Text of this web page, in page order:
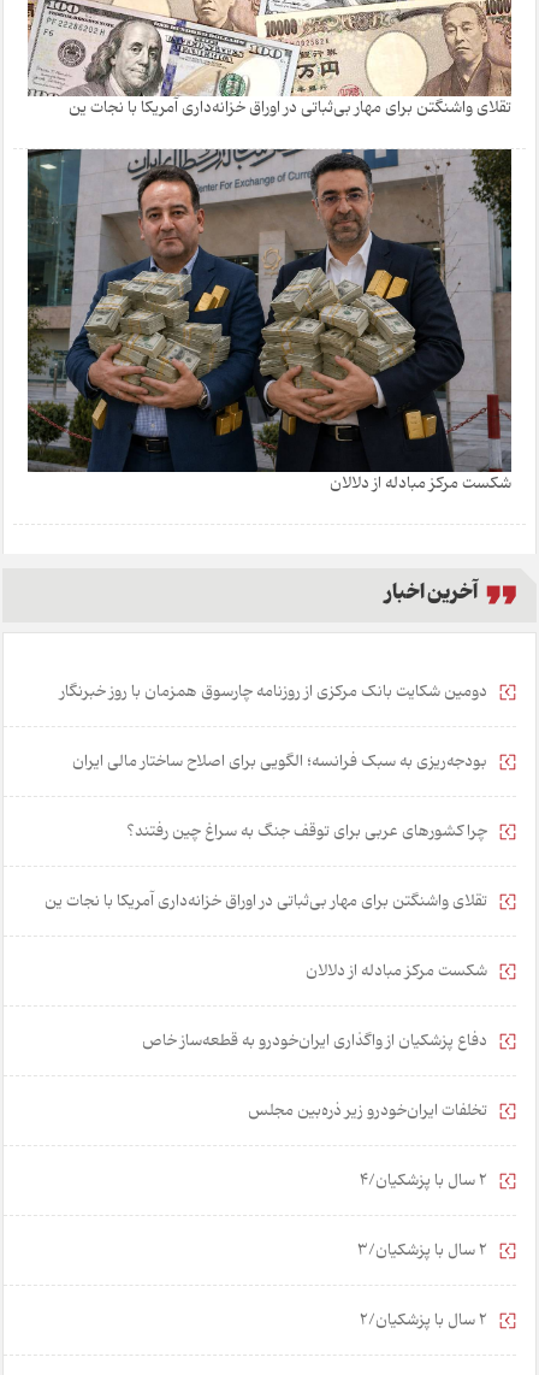
تقلای واشنگتن برای مهار بی‌ثباتی در اوراق خزانه‌داری آمریکا با نجات ین
شکست مرکز مبادله از دلالان
آخرین اخبار
دومین شکایت بانک مرکزی از روزنامه چارسوق همزمان با روز خبرنگار
بودجه‌ریزی به سبک فرانسه؛ الگویی برای اصلاح ساختار مالی ایران
چرا کشورهای عربی برای توقف جنگ به سراغ چین رفتند؟
تقلای واشنگتن برای مهار بی‌ثباتی در اوراق خزانه‌داری آمریکا با نجات ین
شکست مرکز مبادله از دلالان
دفاع پزشکیان از واگذاری ایران‌خودرو به قطعه‌ساز خاص
تخلفات ایران‌خودرو زیر ذره‌بین مجلس